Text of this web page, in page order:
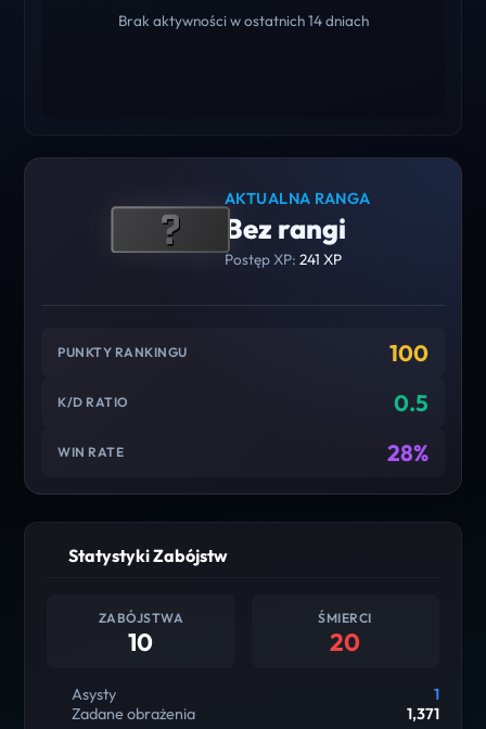
Brak aktywności w ostatnich 14 dniach
AKTUALNA RANGA
Bez rangi
Postęp XP: 241 XP
PUNKTY RANKINGU 100
K/D RATIO 0.5
WIN RATE 28%
Statystyki Zabójstw
ZABÓJSTWA
10
ŚMIERCI
20
Asysty
1
Zadane obrażenia
1,371